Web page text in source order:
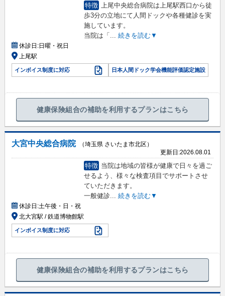
特徴
上尾中央総合病院は上尾駅西口から徒
歩3分の立地にて人間ドックや各種健診を実
施しています。
当院は「
続きを読む▼
休診日:日曜・祝日
上尾駅
インボイス制度に対応 日本人間ドック学会機能評価認定施設
健康保険組合の補助を利用するプランはこちら
大宮中央総合病院
（埼玉県 さいたま市北区）
更新日:2026.08.01
特徴 当院は地域の皆様が健康で日々を過ご
せるよう、様々な検査項目でサポートさせ
ていただきます。
一般健診... 続きを読む▼
休診日:土午後・日・祝
北大宮駅 / 鉄道博物館駅
インボイス制度に対応
健康保険組合の補助を利用するプランはこちら